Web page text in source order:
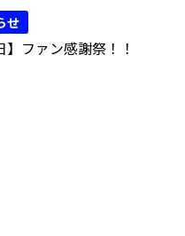
せ
ファン感謝祭！！